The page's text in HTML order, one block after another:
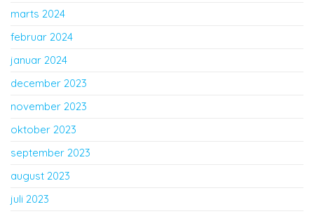
marts 2024
februar 2024
januar 2024
december 2023
november 2023
oktober 2023
september 2023
august 2023
juli 2023